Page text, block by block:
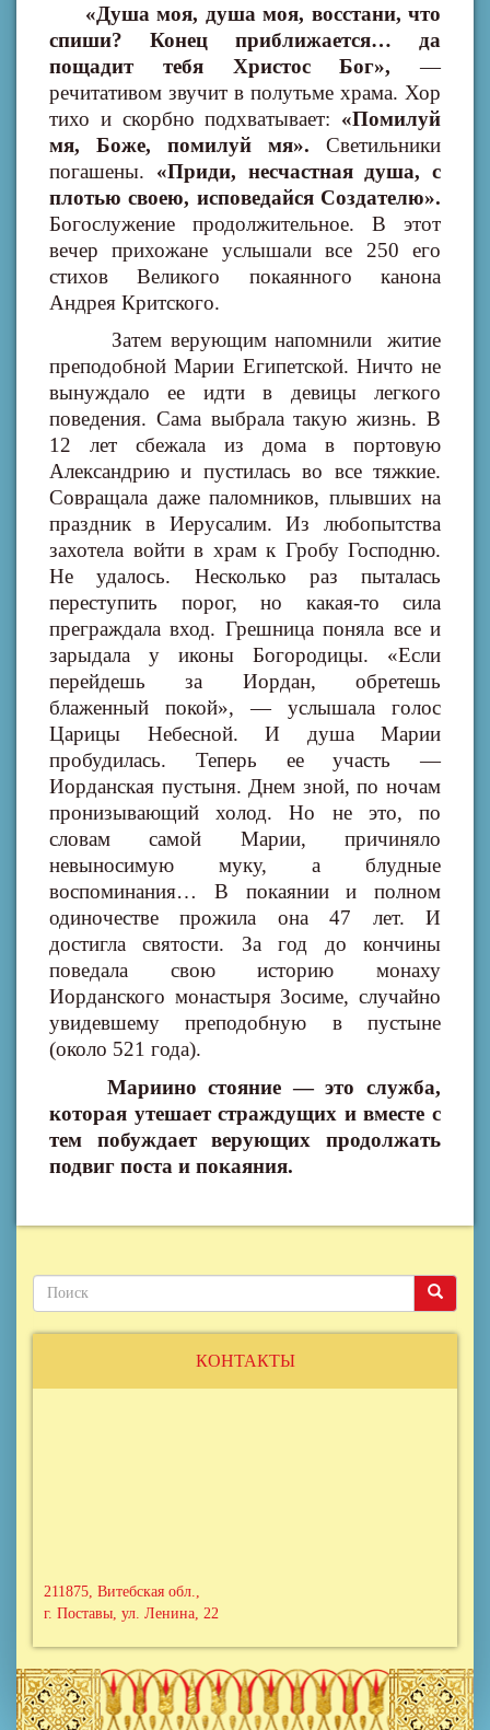
«Душа моя, душа моя, восстани, что
спиши? Конец приближается… да
пощадит тебя Христос Бог», —
речитативом звучит в полутьме храма. Хор
тихо и скорбно подхватывает: «Помилуй
мя, Боже, помилуй мя». Светильники
погашены. «Приди, несчастная душа, с
плотью своею, исповедайся Создателю».
Богослужение продолжительное. В этот
вечер прихожане услышали все 250 его
стихов Великого покаянного канона
Андрея Критского.
Затем верующим напомнили житие
преподобной Марии Египетской. Ничто не
вынуждало ее идти в девицы легкого
поведения. Сама выбрала такую жизнь. В
12 лет сбежала из дома в портовую
Александрию и пустилась во все тяжкие.
Совращала даже паломников, плывших на
праздник в Иерусалим. Из любопытства
захотела войти в храм к Гробу Господню.
Не удалось. Несколько раз пыталась
переступить порог, но какая-то сила
преграждала вход. Грешница поняла все и
зарыдала у иконы Богородицы. «Если
перейдешь за Иордан, обретешь
блаженный покой», — услышала голос
Царицы Небесной. И душа Марии
пробудилась. Теперь ее участь —
Иорданская пустыня. Днем зной, по ночам
пронизывающий холод. Но не это, по
словам самой Марии, причиняло
невыносимую муку, а блудные
воспоминания… В покаянии и полном
одиночестве прожила она 47 лет. И
достигла святости. За год до кончины
поведала свою историю монаху
Иорданского монастыря Зосиме, случайно
увидевшему преподобную в пустыне
(около 521 года).
Мариино стояние — это служба,
которая утешает страждущих и вместе с
тем побуждает верующих продолжать
подвиг поста и покаяния.
Поиск
Поиск Поиск
КОНТАКТЫ
211875, Витебская обл.,
г. Поставы, ул. Ленина, 22